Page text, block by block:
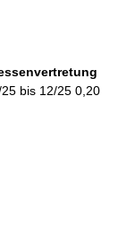
bis 12/25 0,20